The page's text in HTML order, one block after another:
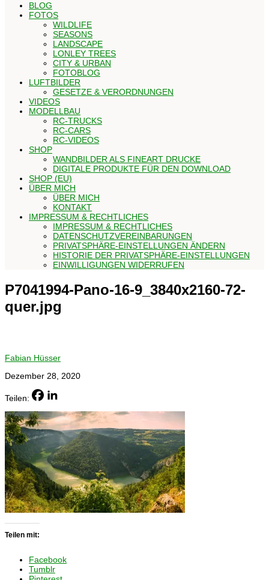
BLOG
FOTOS
WILDLIFE
SEASONS
LANDSCAPE
LONLEY TREES
CITY & URBAN
FOTOBLOG
LUFTBILDER
GESETZE & VERORDNUNGEN
VIDEOS
MODELLBAU
RC-TRUCKS
RC-CARS
RC-VIDEOS
SHOP
WANDBILDER ALS FINEART DRUCKE
DIGITALE PRODUKTE FÜR DEN DOWNLOAD
SHOP (EU)
ÜBER MICH
ÜBER MICH
KONTAKT
IMPRESSUM & RECHTLICHES
IMPRESSUM & RECHTLICHES
DATENSCHUTZVEREINBARUNGEN
PRIVATSPHÄRE-EINSTELLUNGEN ÄNDERN
HISTORIE DER PRIVATSPHÄRE-EINSTELLUNGEN
EINWILLIGUNGEN WIDERRUFEN
P7041994-Pano-16-9_3840x2160-72-
quer.jpg
Fabian Hüsser
Dezember 28, 2020
Teilen:
Teilen mit:
Facebook
Tumblr